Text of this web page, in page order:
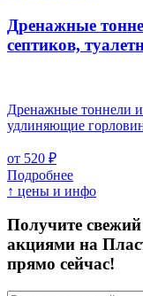
Дренажные
септиков,
Дренажные тоннели
удлиняющие
от 520 ₽
Подробнее
↑ цены и инфо
Получите
акциями на
прямо сейчас!